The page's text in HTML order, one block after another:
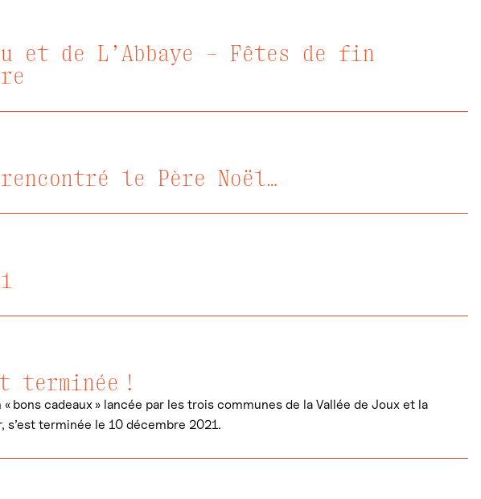
et de L’Abbaye – Fêtes de fin
le Père Noël…
terminée !
bons cadeaux » lancée par les trois communes de la Vallée de Joux et la
s’est terminée le 10 décembre 2021.